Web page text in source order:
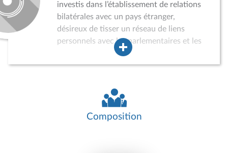
investis dans l’établissement de relations
bilatérales avec un pays étranger,
désireux de tisser un réseau de liens
personnels avec les parlementaires et les
acteurs de la vie politique, économique,
sociale et culturelle du pays concerné.
peuvent conduire des auditions,
participer à divers événements, recevoir
des délégations de parlementaires
Composition